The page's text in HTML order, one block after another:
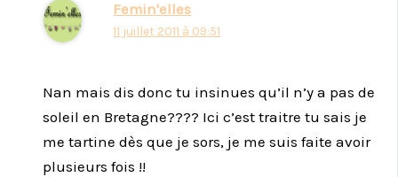
Femin'elles
11 juillet 2011 à 09:51
Nan mais dis donc tu insinues qu’il n’y a pas de
soleil en Bretagne???? Ici c’est traitre tu sais je
me tartine dès que je sors, je me suis faite avoir
plusieurs fois !!